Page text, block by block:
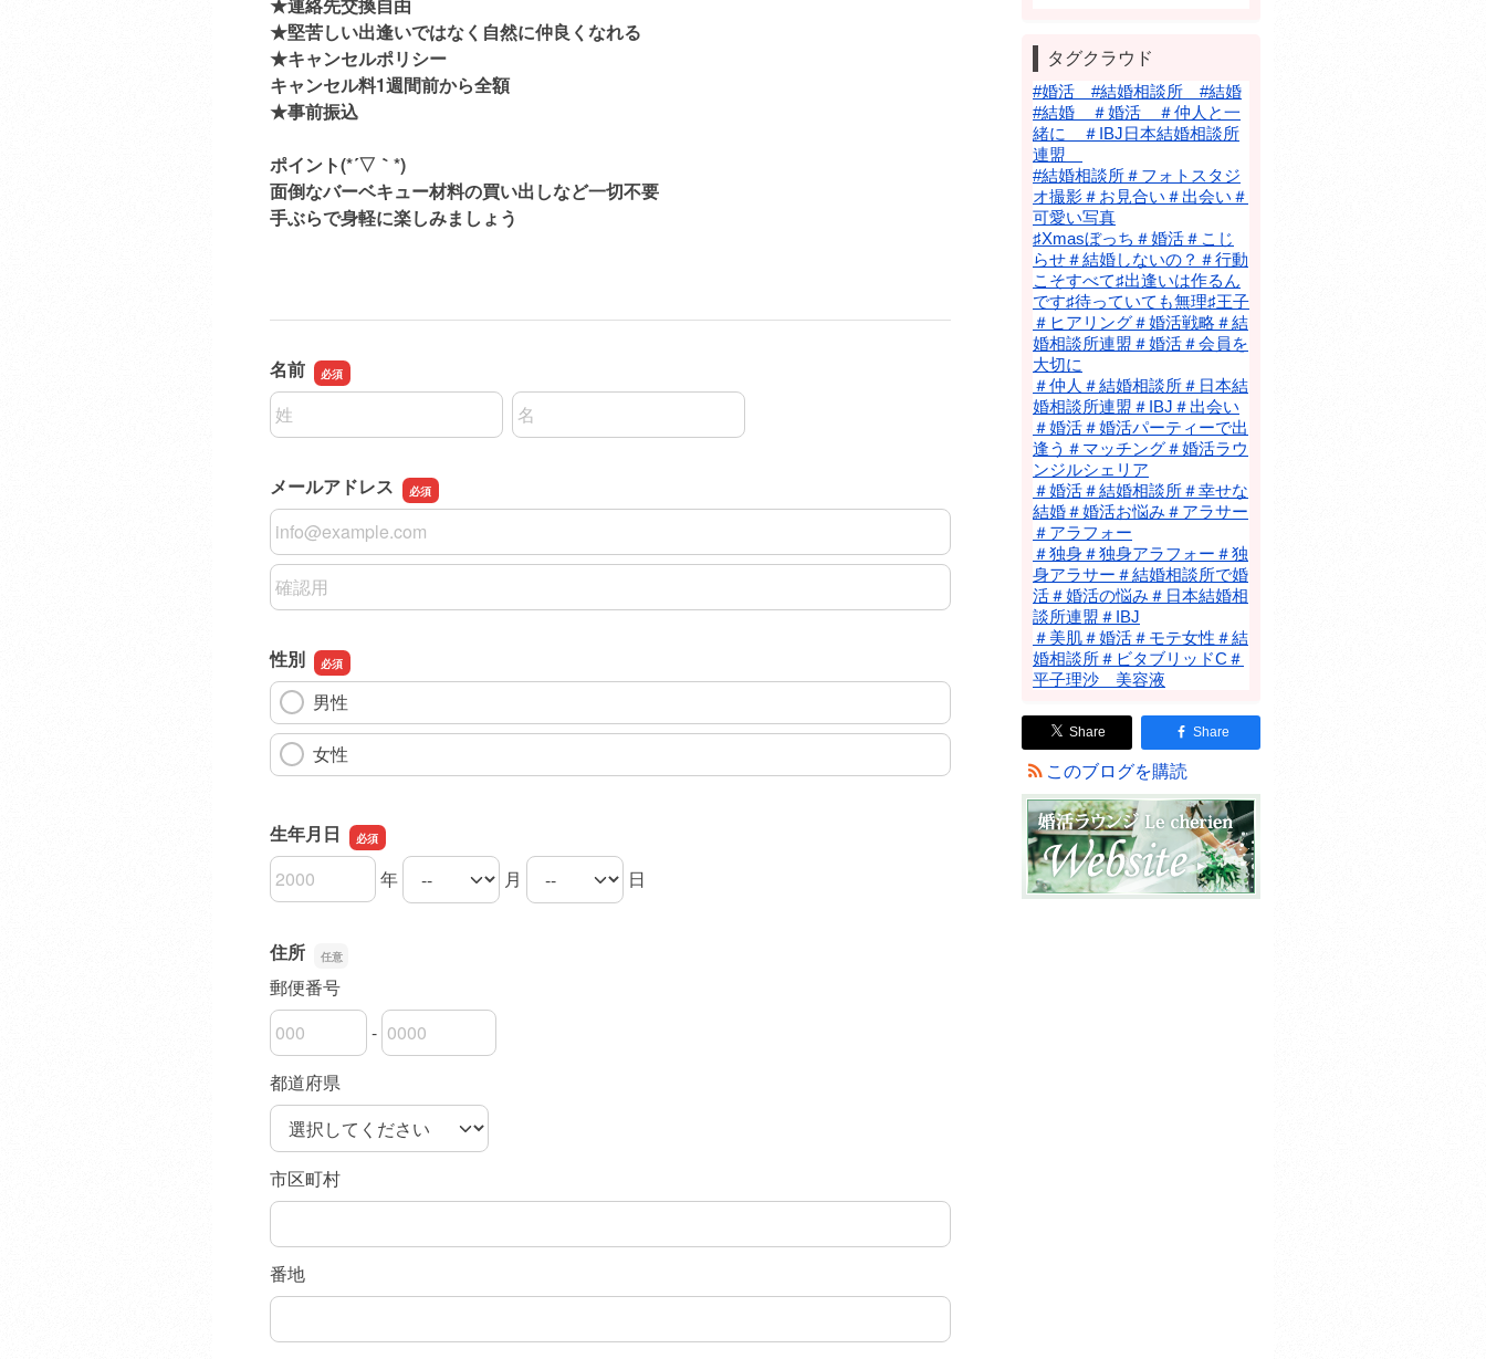
タグクラウド
#婚活 #結婚相談所 #結婚
#結婚 ＃婚活 ＃仲人と一
緒に ＃IBJ日本結婚相談所
連盟
#結婚相談所＃フォトスタジ
オ撮影＃お見合い＃出会い＃
可愛い写真
♯Xmasぼっち＃婚活＃こじ
らせ＃結婚しないの？＃行動
こそすべて♯出逢いは作るん
です♯待っていても無理♯王子
＃ヒアリング＃婚活戦略＃結
婚相談所連盟＃婚活＃会員を
大切に
＃仲人＃結婚相談所＃日本結
婚相談所連盟＃IBJ＃出会い
＃婚活＃婚活パーティーで出
逢う＃マッチング＃婚活ラウ
ンジルシェリア
＃婚活＃結婚相談所＃幸せな
結婚＃婚活お悩み＃アラサー
＃アラフォー
＃独身＃独身アラフォー＃独
身アラサー＃結婚相談所で婚
活＃婚活の悩み＃日本結婚相
談所連盟＃IBJ
＃美肌＃婚活＃モテ女性＃結
婚相談所＃ビタブリッドC＃
平子理沙 美容液
Share Share
このブログを購読